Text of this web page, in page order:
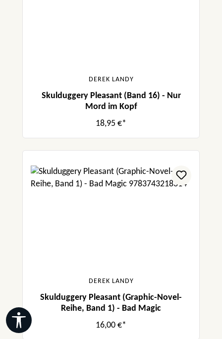
DEREK LANDY
Skulduggery Pleasant (Band 16) - Nur
Mord im Kopf
18,95 €*
DEREK LANDY
Skulduggery Pleasant (Graphic-Novel-
Reihe, Band 1) - Bad Magic
16,00 €*
Werkzeugleiste anzeigen